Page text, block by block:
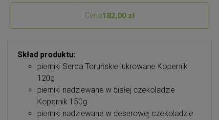
Cena182,00 zł
Skład produktu:
pierniki Serca Toruńskie lukrowane Kopernik
120g
pierniki nadziewane w białej czekoladzie
Kopernik 150g
pierniki nadziewane w deserowej czekoladzie